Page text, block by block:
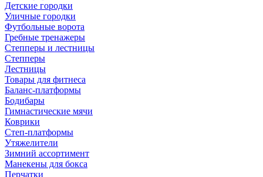
Детские городки
Уличные городки
Футбольные ворота
Гребные тренажеры
Степперы и лестницы
Степперы
Лестницы
Товары для фитнеса
Баланс-платформы
Бодибары
Гимнастические мячи
Коврики
Степ-платформы
Утяжелители
Зимний ассортимент
Манекены для бокса
Перчатки